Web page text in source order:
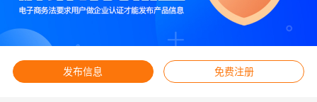
发布信息 免费注册